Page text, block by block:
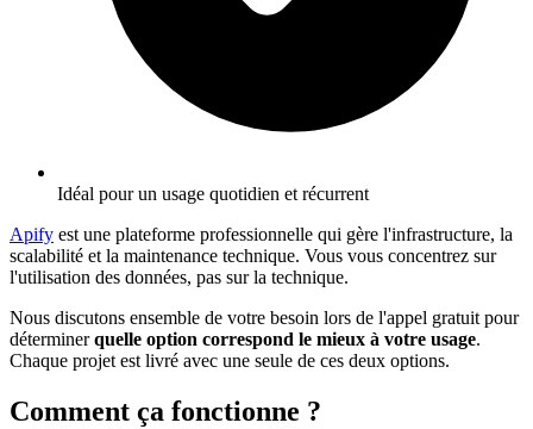
Idéal pour un usage quotidien et récurrent
Apify est une plateforme professionnelle qui gère l'infrastructure, la
scalabilité et la maintenance technique. Vous vous concentrez sur
l'utilisation des données, pas sur la technique.
Nous discutons ensemble de votre besoin lors de l'appel gratuit pour
déterminerquelle option correspond le mieux à votre usage.
Chaque projet est livré avec une seule de ces deux options.
Comment ça fonctionne ?